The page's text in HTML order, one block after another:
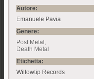
Autore:
Emanuele Pavia
Genere:
Post Metal
Death Metal
Etichetta:
Willowtip Records